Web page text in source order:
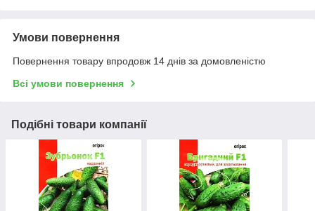
Умови повернення
Повернення товару впродовж 14 днів за домовленістю
Всі умови повернення
Подібні товари компанії